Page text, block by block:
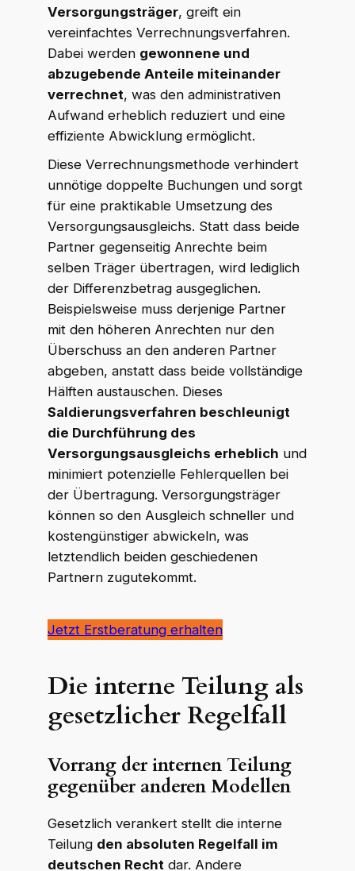
Versorgungsträger, greift ein
vereinfachtes Verrechnungsverfahren.
Dabei werden gewonnene und
abzugebende Anteile miteinander
verrechnet, was den administrativen
Aufwand erheblich reduziert und eine
effiziente Abwicklung ermöglicht.
Diese Verrechnungsmethode verhindert
unnötige doppelte Buchungen und sorgt
für eine praktikable Umsetzung des
Versorgungsausgleichs. Statt dass beide
Partner gegenseitig Anrechte beim
selben Träger übertragen, wird lediglich
der Differenzbetrag ausgeglichen.
Beispielsweise muss derjenige Partner
mit den höheren Anrechten nur den
Überschuss an den anderen Partner
abgeben, anstatt dass beide vollständige
Hälften austauschen. Dieses
Saldierungsverfahren beschleunigt
die Durchführung des
Versorgungsausgleichs erheblich und
minimiert potenzielle Fehlerquellen bei
der Übertragung. Versorgungsträger
können so den Ausgleich schneller und
kostengünstiger abwickeln, was
letztendlich beiden geschiedenen
Partnern zugutekommt.
Jetzt Erstberatung erhalten
Die interne Teilung als
gesetzlicher Regelfall
Vorrang der internen Teilung
gegenüber anderen Modellen
Gesetzlich verankert stellt die interne
Teilung den absoluten Regelfall im
deutschen Rechtdar. Andere